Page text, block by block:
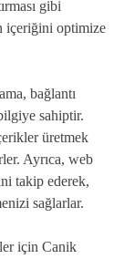
gibi
içeriğini optimize
bağlantı
sahiptir.
üretmek
Ayrıca, web
takip ederek,
sağlarlar.
için Canik